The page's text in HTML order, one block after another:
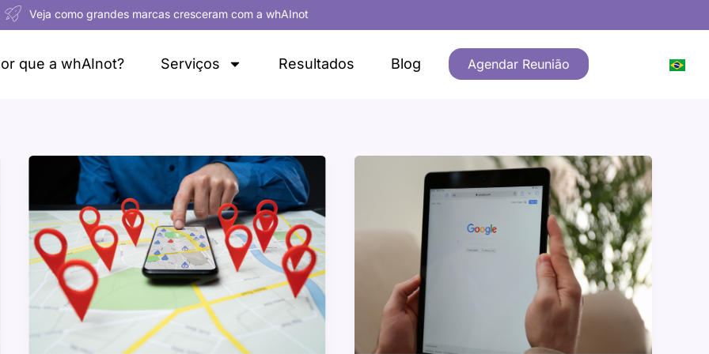
Veja como grandes marcas cresceram com a whAInot
que a whAInot? Serviços Resultados Blog Agendar Reunião